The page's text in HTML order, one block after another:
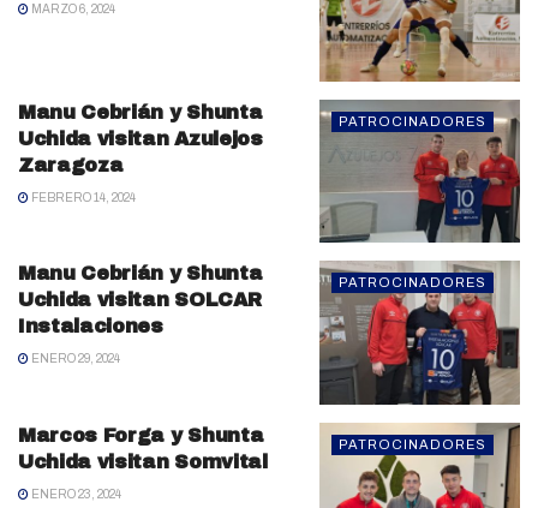
MARZO 6, 2024
PATROCINADORES
Manu Cebrián y Shunta
Uchida visitan Azulejos
Zaragoza
FEBRERO 14, 2024
PATROCINADORES
Manu Cebrián y Shunta
Uchida visitan SOLCAR
Instalaciones
ENERO 29, 2024
PATROCINADORES
Marcos Forga y Shunta
Uchida visitan Somvital
ENERO 23, 2024